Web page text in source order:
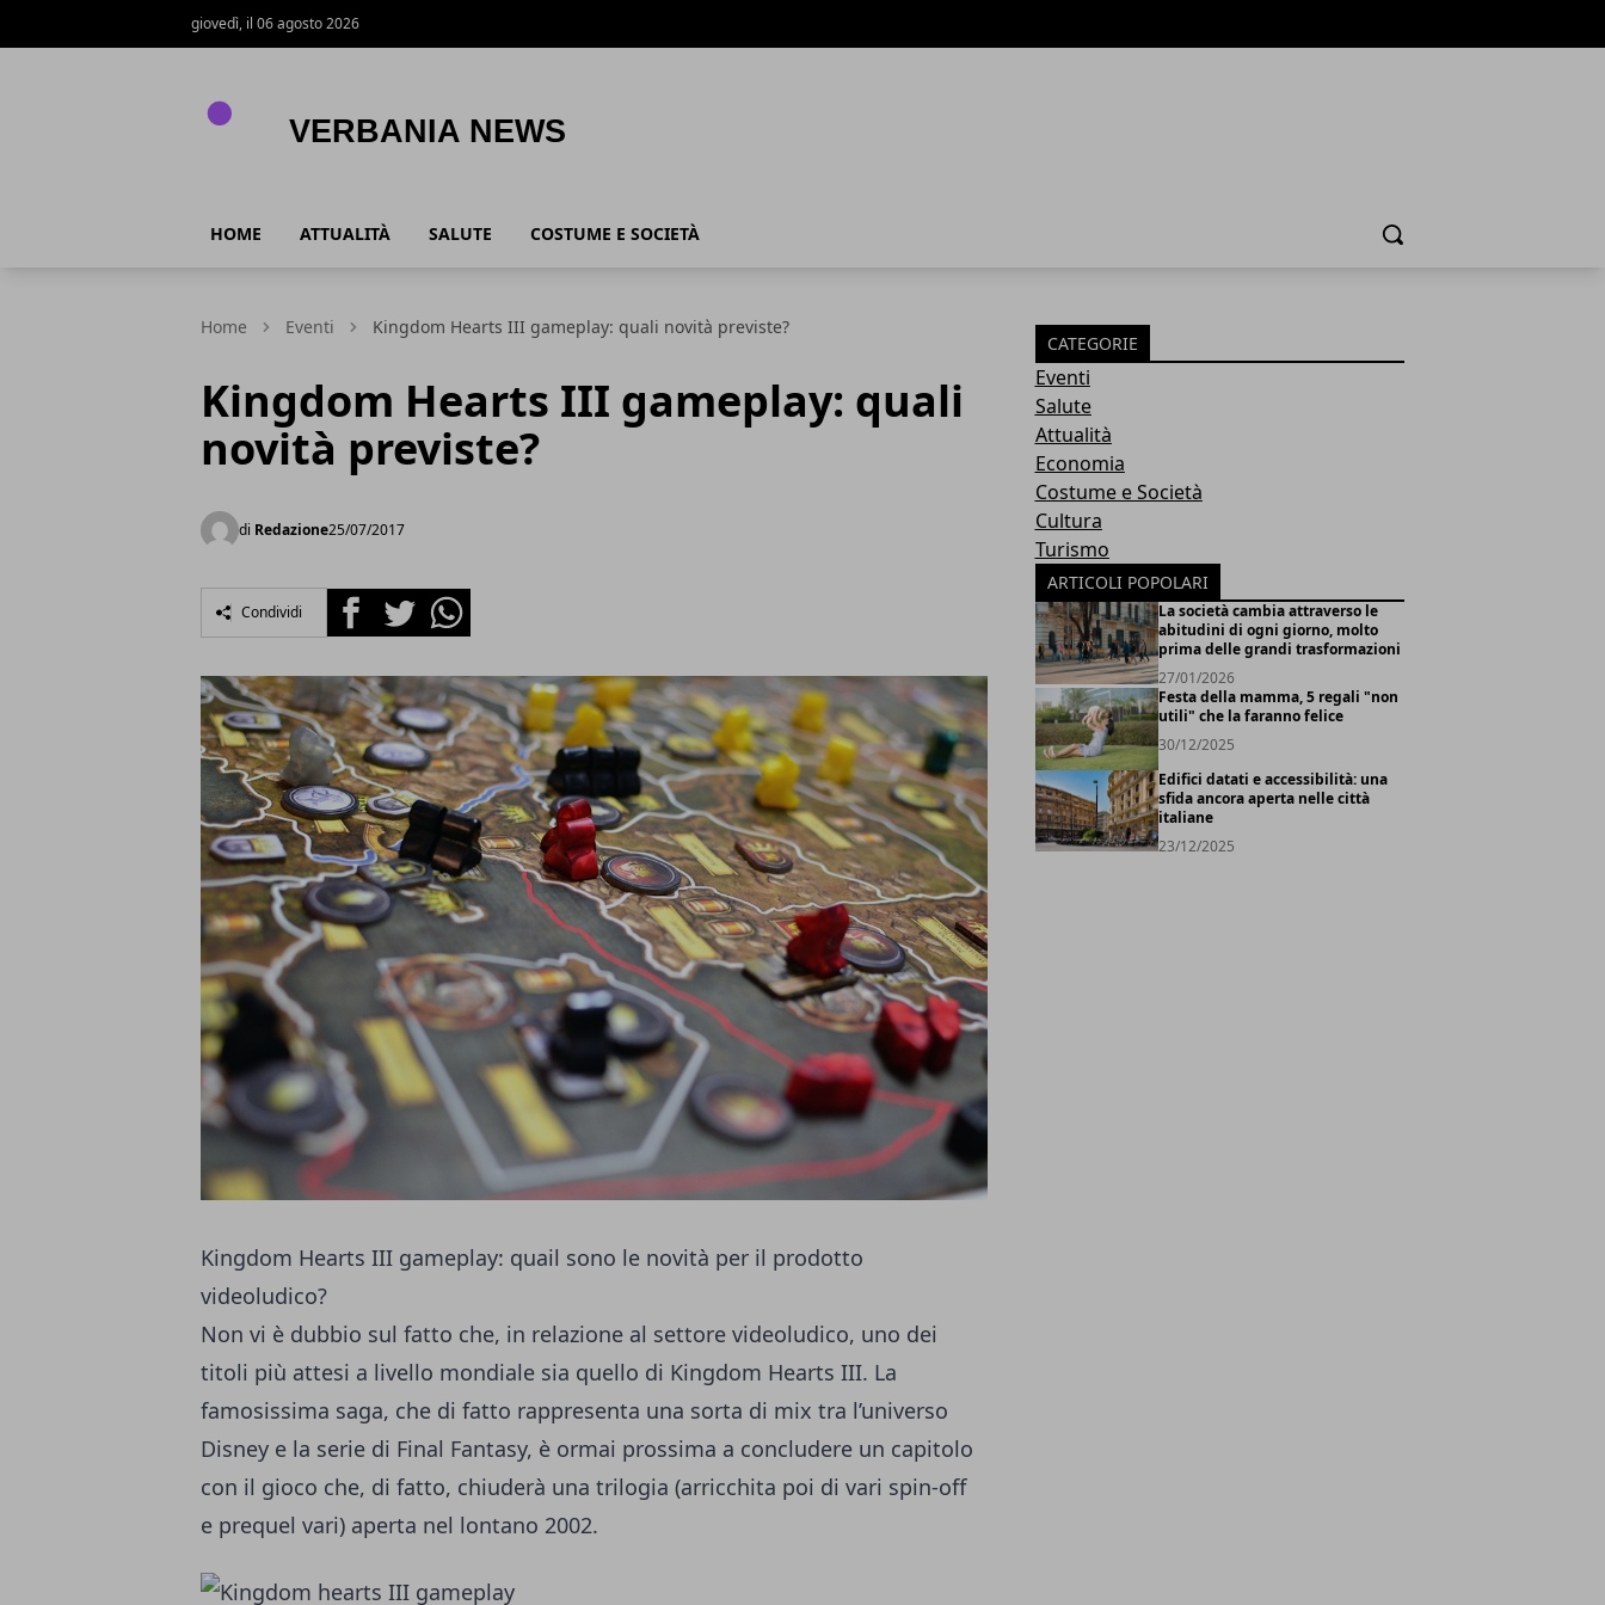
giovedì, il 06 agosto 2026
HOME ATTUALITÀ SALUTE COSTUME E SOCIETÀ Cerca
Home Eventi Kingdom Hearts III gameplay: quali novità previste?
Kingdom Hearts III gameplay: quali
novità previste?
di Redazione25/07/2017
Condividi FacebookTwitterWhatsapp
Kingdom Hearts III gameplay: quail sono le novità per il prodotto
videoludico?
Non vi è dubbio sul fatto che, in relazione al settore videoludico, uno dei
titoli più attesi a livello mondiale sia quello di Kingdom Hearts III. La
famosissima saga, che di fatto rappresenta una sorta di mix tra l’universo
Disney e la serie di Final Fantasy, è ormai prossima a concludere un capitolo
con il gioco che, di fatto, chiuderà una trilogia (arricchita poi di vari spin-off
e prequel vari) aperta nel lontano 2002.
CATEGORIE
Eventi
Salute
Attualità
Economia
Costume e Società
Cultura
Turismo
ARTICOLI POPOLARI
La società cambia attraverso le
abitudini di ogni giorno, molto
prima delle grandi trasformazioni
27/01/2026
Festa della mamma, 5 regali "non
utili" che la faranno felice
30/12/2025
Edifici datati e accessibilità: una
sfida ancora aperta nelle città
italiane
23/12/2025